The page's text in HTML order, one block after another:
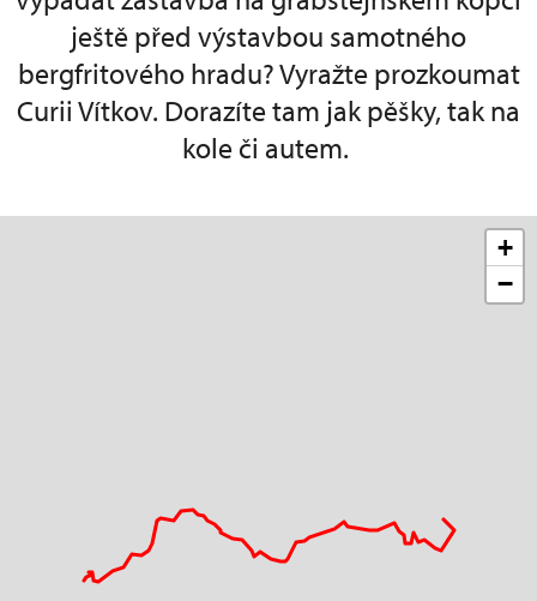
ještě před výstavbou samotného
bergfritového hradu? Vyražte prozkoumat
Curii Vítkov. Dorazíte tam jak pěšky, tak na
kole či autem.
+
−